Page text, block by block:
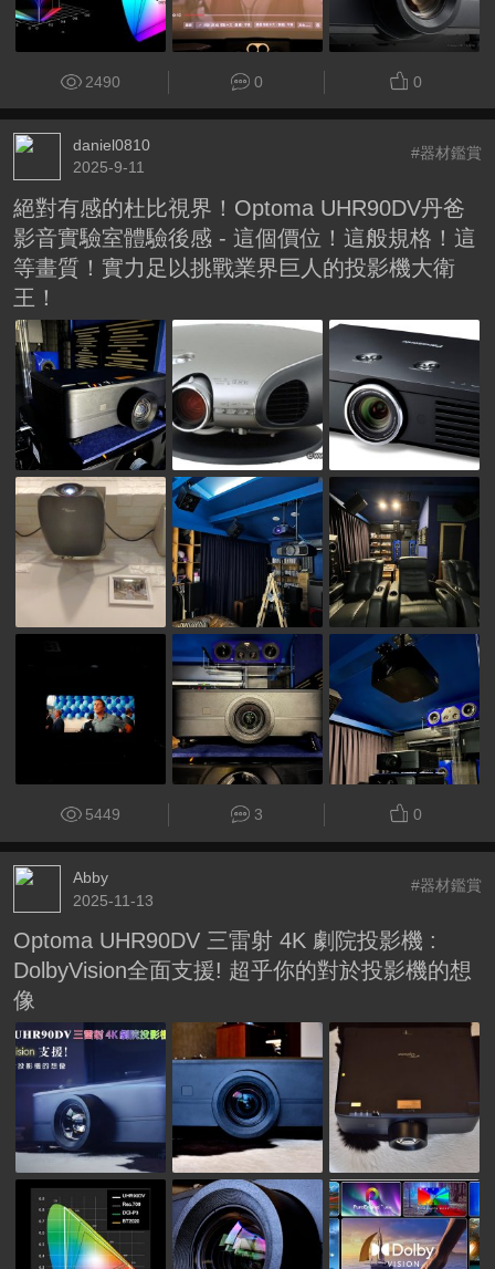
2490 0 0
daniel0810
2025-9-11
#器材鑑賞
絕對有感的杜比視界！Optoma UHR90DV丹爸
影音實驗室體驗後感 - 這個價位！這般規格！這
等畫質！實力足以挑戰業界巨人的投影機大衛
王！
5449 3 0
Abby
2025-11-13
#器材鑑賞
Optoma UHR90DV 三雷射 4K 劇院投影機 :
DolbyVision全面支援! 超乎你的對於投影機的想
像